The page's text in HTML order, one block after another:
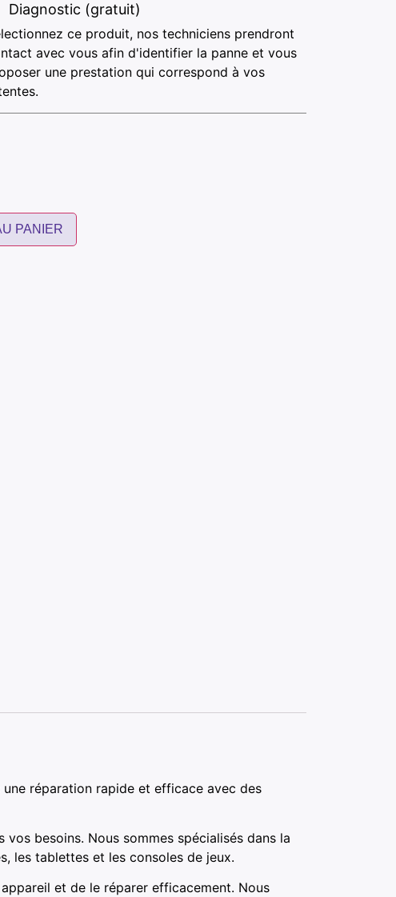
Diagnostic (gratuit)
ce produit, nos techniciens prendront
avec vous afin d'identifier la panne et vous
une prestation qui correspond à vos
PANIER
réparation rapide et efficace avec des
besoins. Nous sommes spécialisés dans la
les tablettes et les consoles de jeux.
et de le réparer efficacement. Nous